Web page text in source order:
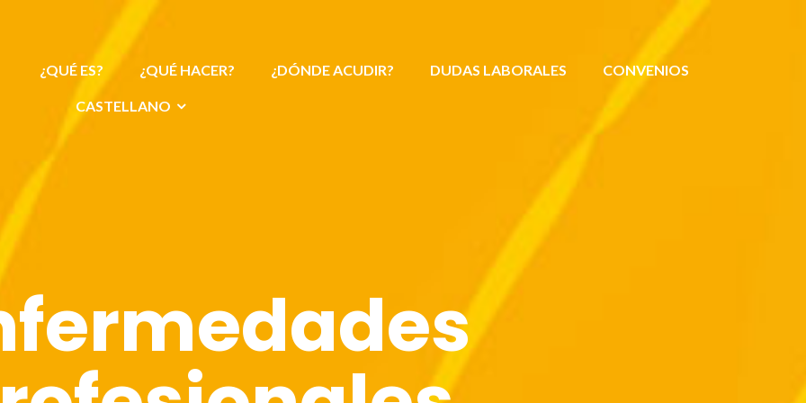
¿QUÉ ES? ¿QUÉ HACER? ¿DÓNDE ACUDIR? DUDAS LABORALES CONVENIOS
CASTELLANO